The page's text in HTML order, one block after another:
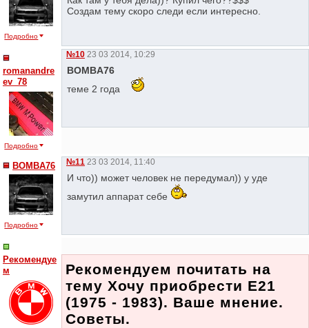
Подробно
Создам тему скоро следи если интересно.
romanandre
ev_78
Подробно
№10 23 03 2014, 10:29
BOMBA76
теме 2 года
BOMBA76
Подробно
№11 23 03 2014, 11:40
И что)) может человек не передумал)) у уде
замутил аппарат себе
Рекомендуе
м
Рекомендуем почитать на
тему Хочу приобрести E21
(1975 - 1983). Ваше мнение.
Советы.